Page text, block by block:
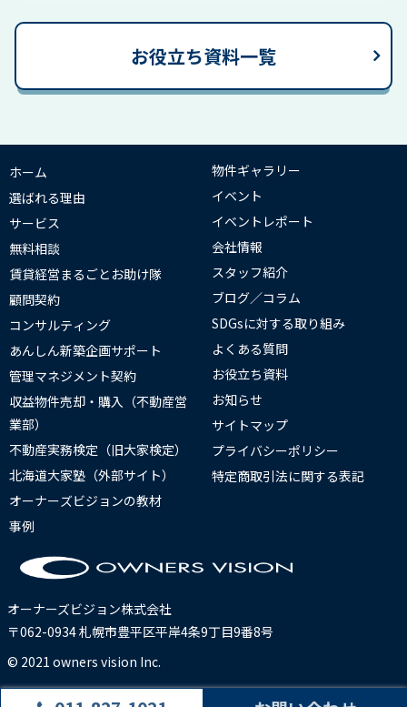
お役立ち資料一覧
オーナーズビジョン株式会社
〒062-0934 札幌市豊平区平岸4条9丁目9番8号
© 2021 owners vision Inc.
ホーム
選ばれる理由
サービス
無料相談
賃貸経営まるごとお助け隊
顧問契約
コンサルティング
あんしん新築企画サポート
管理マネジメント契約
収益物件売却・購入（不動産営
業部）
不動産実務検定（旧大家検定）
北海道大家塾（外部サイト）
オーナーズビジョンの教材
事例
物件ギャラリー
イベント
イベントレポート
会社情報
スタッフ紹介
ブログ／コラム
SDGsに対する取り組み
よくある質問
お役立ち資料
お知らせ
サイトマップ
プライバシーポリシー
特定商取引法に関する表記